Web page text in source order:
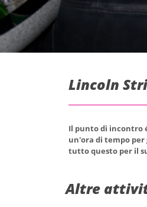
Lincoln
Il punto di incontro
un'ora di tempo per
tutto questo per il
Altre